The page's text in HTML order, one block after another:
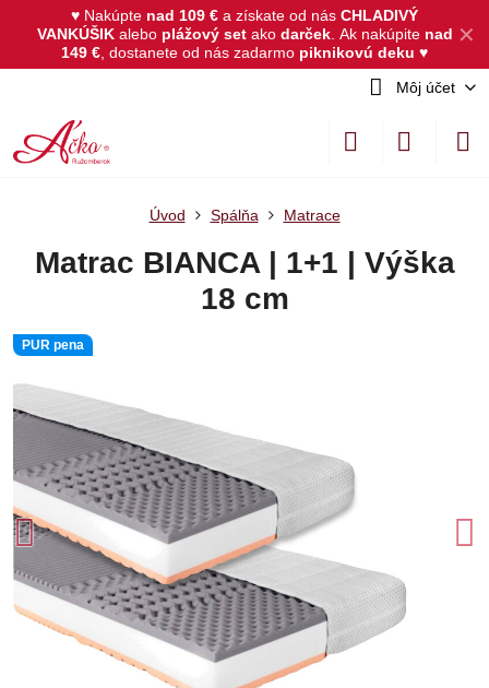
✕
♥ Nakúpte nad 109 € a získate od nás CHLADIVÝ
VANKÚŠIKalebo plážový set akodarček. Ak nakúpite nad
149 € , dostanete od nás zadarmo piknikovú deku ♥
Môj účet
PUR pena
Úvod Spálňa Matrace
Matrac BIANCA | 1+1 | Výška
18 cm